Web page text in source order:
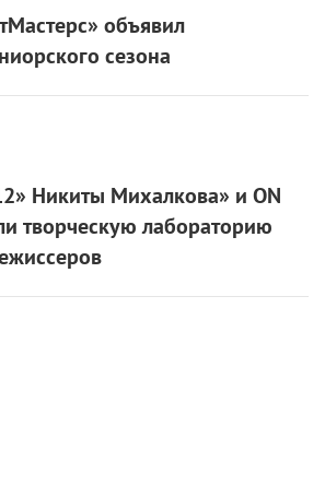
объявил
сезона
Никиты Михалкова» и ON
творческую лабораторию